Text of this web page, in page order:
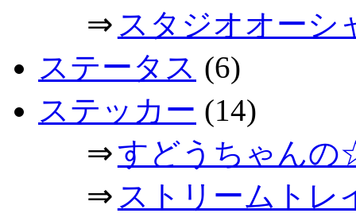
⇒ スタジオオーシ
ステータス (6)
ステッカー (14)
⇒すどうちゃん
⇒ ストリームトレ